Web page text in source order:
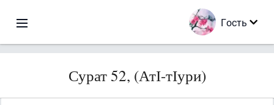
Гость
Сурат 52, (АтІ-тІури)